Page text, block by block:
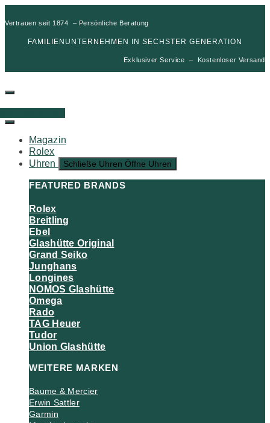
Vertrauen seit 1874 – Persönliche Beratung
FAMILIENUNTERNEHMEN IN SECHSTER GENERATION
Exklusiver Service – Kostenloser Versand
Magazin
Rolex
Uhren
Schließe Uhren Öffne Uhren
FEATURED BRANDS
Rolex
Breitling
Ebel
Glashütte Original
Grand Seiko
Junghans
Longines
NOMOS Glashütte
Omega
Rado
TAG Heuer
Tudor
Union Glashütte
WEITERE MARKEN
Baume & Mercier
Erwin Sattler
Garmin